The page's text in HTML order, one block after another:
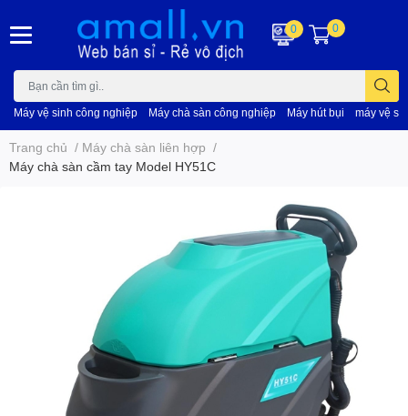
Máy vệ sinh công nghiệp Máy chà sàn công nghiệp Máy hút bụi máy vệ
0 0
Trang chủ / Máy chà sàn liên hợp /
Máy chà sàn cầm tay Model HY51C